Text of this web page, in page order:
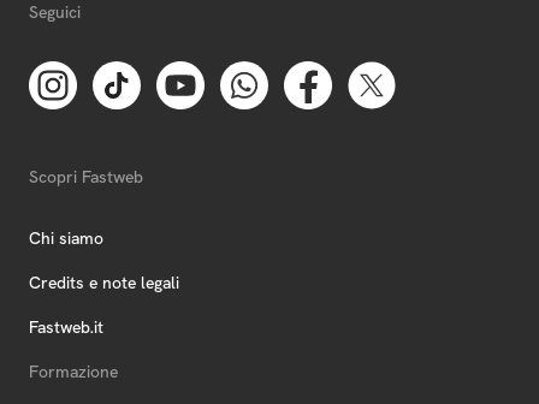
Seguici
Scopri Fastweb
Chi siamo
Credits e note legali
Fastweb.it
Formazione